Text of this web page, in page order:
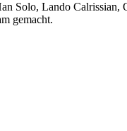
Solo, Lando
gemacht.